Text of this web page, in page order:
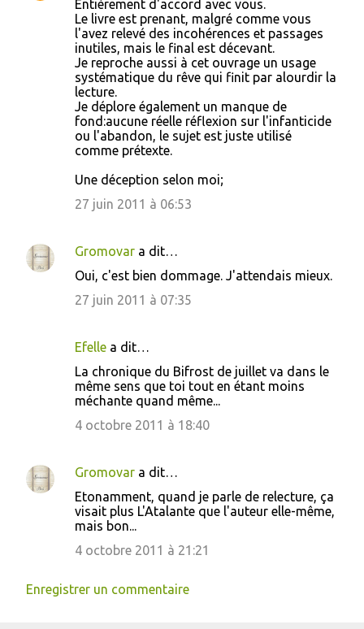
Entièrement d'accord avec vous.
Le livre est prenant, malgré comme vous
l'avez relevé des incohérences et passages
inutiles, mais le final est décevant.
Je reproche aussi à cet ouvrage un usage
systématique du rêve qui finit par alourdir la
lecture.
Je déplore également un manque de
fond:aucune réelle réflexion sur l'infanticide
ou l'abandon, le sujet est juste utilisé
comme prétexte.
Une déception selon moi;
27 juin 2011 à 06:53
Gromovar a dit…
Oui, c'est bien dommage. J'attendais mieux.
27 juin 2011 à 07:35
Efelle a dit…
La chronique du Bifrost de juillet va dans le
même sens que toi tout en étant moins
méchante quand même...
4 octobre 2011 à 18:40
Gromovar a dit…
Etonamment, quand je parle de relecture, ça
visait plus L'Atalante que l'auteur elle-même,
mais bon...
4 octobre 2011 à 21:21
Enregistrer un commentaire